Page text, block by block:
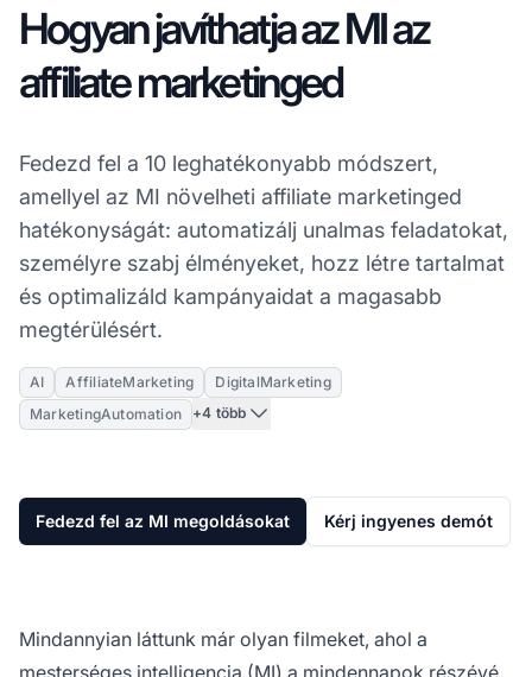
Hogyan javíthatja az MI az
affiliate marketinged
Fedezd fel a 10 leghatékonyabb módszert,
amellyel az MI növelheti affiliate marketinged
hatékonyságát: automatizálj unalmas feladatokat,
személyre szabj élményeket, hozz létre tartalmat
és optimalizáld kampányaidat a magasabb
megtérülésért.
AI AffiliateMarketing
DigitalMarketing
MarketingAutomation
+4 több
Fedezd fel az MI megoldásokat Kérj ingyenes demót
Mindannyian láttunk már olyan filmeket, ahol a
mesterséges intelligencia (MI) a mindennapok részévé